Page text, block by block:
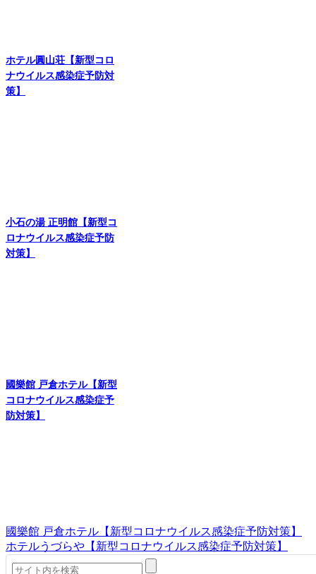
ホテル圓山荘【新型コロ
ナウイルス感染症予防対
策】
小石の湯 正明館【新型コ
ロナウイルス感染症予防
対策】
國樂館 戸倉ホテル【新型
コロナウイルス感染症予
防対策】
國樂館 戸倉ホテル【新型コロナウイルス感染症予防対策】
ホテルうづらや【新型コロナウイルス感染症予防対策】